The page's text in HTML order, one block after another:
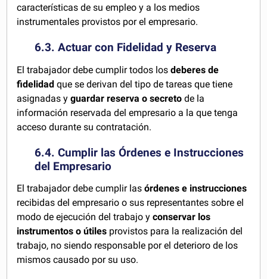
características de su empleo y a los medios
instrumentales provistos por el empresario.
6.3. Actuar con Fidelidad y Reserva
El trabajador debe cumplir todos losdeberes de
fidelidad que se derivan del tipo de tareas que tiene
asignadas yguardar reserva o secreto de la
información reservada del empresario a la que tenga
acceso durante su contratación.
6.4. Cumplir las Órdenes e Instrucciones
del Empresario
El trabajador debe cumplir lasórdenes e instrucciones
recibidas del empresario o sus representantes sobre el
modo de ejecución del trabajo yconservar los
instrumentos o útiles provistos para la realización del
trabajo, no siendo responsable por el deterioro de los
mismos causado por su uso.